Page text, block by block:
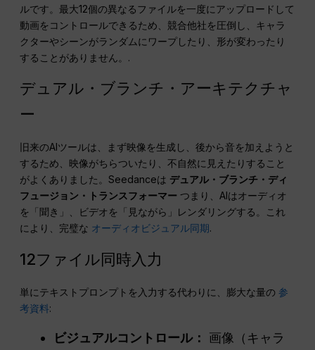
ルです。最大12個の異なるファイルを一度にアップロードして
動画をコントロールできるため、競合他社を圧倒し、キャラ
クターやシーンがランダムにワープしたり、形が変わったり
することがありません。.
デュアル・ブランチ・アーキテクチャ
ー
旧来のAIツールは、まず映像を生成し、後から音を加えようと
するため、映像がちらついたり、不自然に見えたりすること
がよくありました。Seedanceは デュアル・ブランチ・ディ
フュージョン・トランスフォーマー つまり、AIはオーディオ
を「聞き」、ビデオを「見ながら」レンダリングする。これ
により、完璧な オーディオビジュアル同期.
12ファイル同時入力
単にテキストプロンプトを入力する代わりに、膨大な量の参
考資料:
ビジュアルコントロール：
画像（キャラ